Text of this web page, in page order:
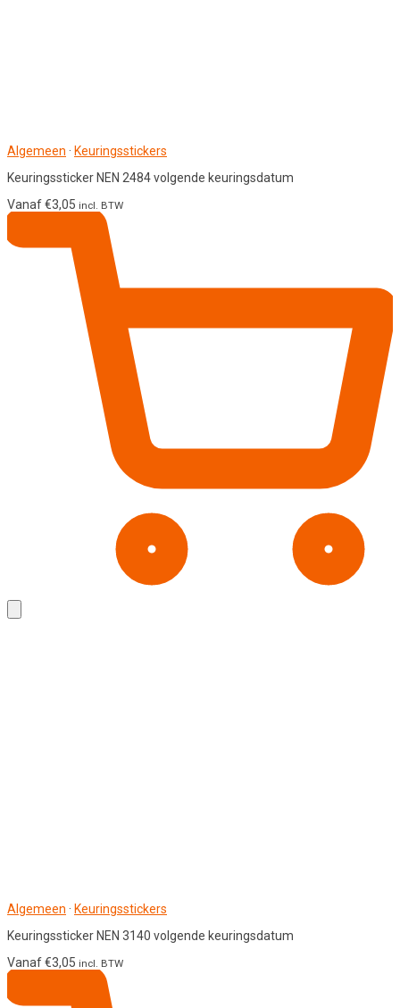
Algemeen · Keuringsstickers
Keuringssticker NEN 2484 volgende keuringsdatum
Vanaf€3,05 incl. BTW
Algemeen · Keuringsstickers
Keuringssticker NEN 3140 volgende keuringsdatum
Vanaf€3,05 incl. BTW